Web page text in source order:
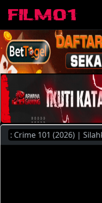
101 (2026) |